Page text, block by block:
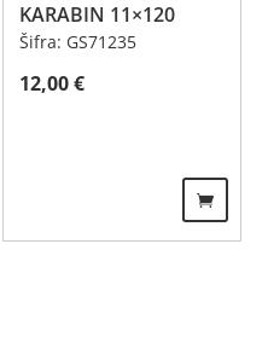
KARABIN 11×120
Šifra: GS71235
12,00€